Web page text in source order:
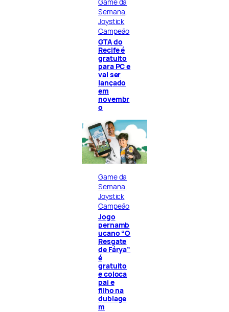
Semana
Joystick
Campeão
GTA do
Recife é
gratuito
para PC e
vai ser
lançado
em
novembr
o
Game da
Semana
Joystick
Campeão
Jogo
pernamb
ucano “O
Resgate
de Fárya”
é
gratuito
e coloca
pai e
filho na
dublage
m